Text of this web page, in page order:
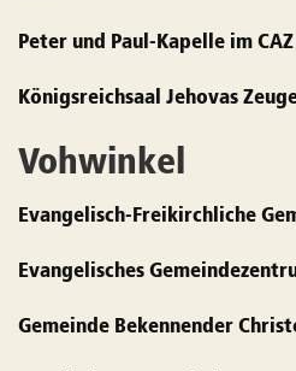
Peter und Paul-Kapelle im
Königsreichsaal Jehovas
Vohwinkel
Evangelisch-Freikirchliche
Evangelisches
Gemeinde Bekennender